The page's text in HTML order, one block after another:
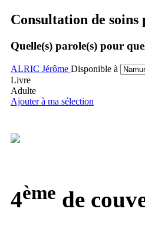
Consultation de
Quelle(s) parole(s) pour
ALRIC Jérôme Disponible à
Livre
Adulte
Ajouter à ma sélection
4ème de